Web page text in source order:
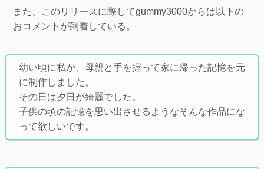
また、このリリースに際してgummy3000からは以下の
おコメントが到着している。
幼い頃に私が、母親と手を握って家に帰った記憶を元
に制作しました。
その日は夕日が綺麗でした。
子供の頃の記憶を思い出させるようなそんな作品にな
って欲しいです。